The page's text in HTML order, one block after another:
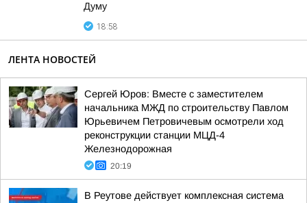
Думу
18:58
ЛЕНТА НОВОСТЕЙ
Сергей Юров: Вместе с заместителем
начальника МЖД по строительству Павлом
Юрьевичем Петровичевым осмотрели ход
реконструкции станции МЦД-4
Железнодорожная
20:19
В Реутове действует комплексная система